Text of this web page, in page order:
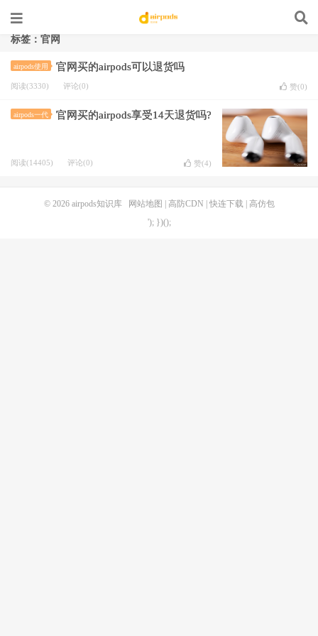
标签：官网
airpods使用 官网买的airpods可以退货吗
阅读(3330) 评论(0) 赞(0)
airpods一代 官网买的airpods享受14天退货吗?
阅读(14405) 评论(0) 赞(4)
© 2026 airpods知识库 网站地图 高防CDN 快连下载| 高仿包
'); })();